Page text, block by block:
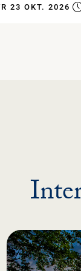
23 OKT. 2026